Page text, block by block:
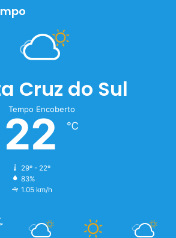
Cruz do Sul
Tempo Encoberto
22 ℃
29º - 22º
83%
1.05 km/h